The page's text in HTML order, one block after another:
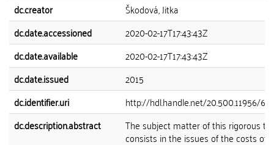
dc.creator
Škodová, Jitka
dc.date.accessioned
2020-02-17T17:43:43Z
dc.date.available
2020-02-17T17:43:43Z
dc.date.issued
2015
dc.identifier.uri
http://hdl.handle.net/20.500.11956/
dc.description.abstract
The subject matter of this rigorous
consists in the issues of the costs of